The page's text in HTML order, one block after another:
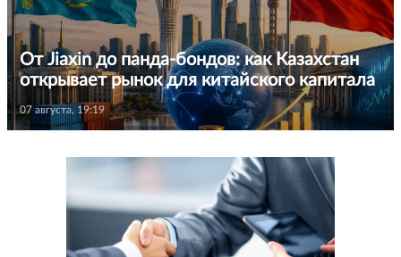
От Jiaxin до панда-бондов: как Казахстан
открывает рынок для китайского капитала
07 августа, 19:19